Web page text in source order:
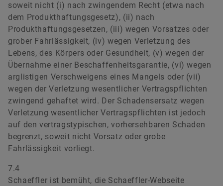
soweit nicht (i) nach zwingendem Recht (etwa nach
dem Produkthaftungsgesetz), (ii) nach
Produkthaftungsgesetzen, (iii) wegen Vorsatzes oder
grober Fahrlässigkeit, (iv) wegen Verletzung des
Lebens, des Körpers oder Gesundheit, (v) wegen der
Übernahme einer Beschaffenheitsgarantie, (vi) wegen
arglistigen Verschweigens eines Mangels oder (vii)
wegen der Verletzung wesentlicher Vertragspflichten
zwingend gehaftet wird. Der Schadensersatz wegen
Verletzung wesentlicher Vertragspflichten ist jedoch
auf den vertragstypischen, vorhersehbaren Schaden
begrenzt, soweit nicht Vorsatz oder grobe
Fahrlässigkeit vorliegt.
7.4
Schaeffler ist bemüht, die Schaeffler-Webseite